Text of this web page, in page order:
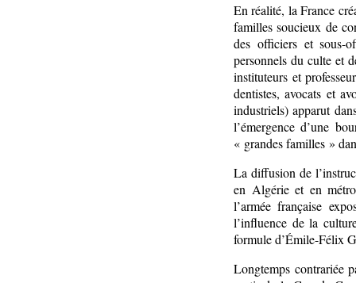
En réalité, la France
familles soucieux de
des officiers et sous-
personnels du culte et
instituteurs et
dentistes, avocats et
industriels) apparut
l’émergence d’une
« grandes familles »
La diffusion de
en Algérie et en
l’armée française
l’influence de la
formule d’Émile-Félix
Longtemps contrariée